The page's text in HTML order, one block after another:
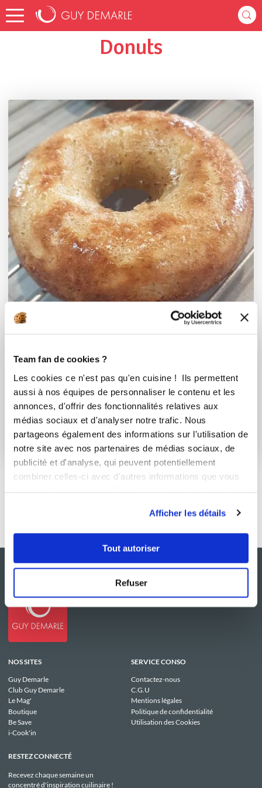
Team fan de cookies ?
Les cookies ce n'est pas qu'en cuisine ! Ils permettent
aussi à nos équipes de personnaliser le contenu et les
annonces, d'offrir des fonctionnalités relatives aux
médias sociaux et d'analyser notre trafic. Nous
partageons également des informations sur l'utilisation de
notre site avec nos partenaires de médias sociaux, de
publicité et d'analyse, qui peuvent potentiellement
combiner celles-ci avec d'autres informations que vous
Afficher les détails
Tout autoriser
Refuser
Accueil virginieleroy14140 Donuts
Donuts
Conseillère Guy Demarle
Donuts moelleux aux pommes
Aucune note
45 0 29
NOS SITES
Guy Demarle
Club Guy Demarle
Le Mag'
Boutique
Be Save
i-Cook'in
SERVICE CONSO
Contactez-nous
C.G.U
Mentions légales
Politique de confidentialité
Utilisation des Cookies
RESTEZ CONNECTÉ
Recevez chaque semaine un
concentré d'inspiration cuilinaire !